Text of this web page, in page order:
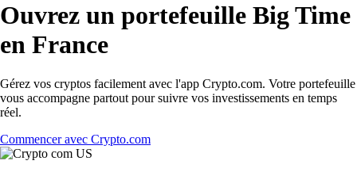
Ouvrez un portefeuille Big Time
en France
Gérez vos cryptos facilement avec l'app Crypto.com. Votre portefeuille
vous accompagne partout pour suivre vos investissements en temps
réel.
Commencer avec Crypto.com